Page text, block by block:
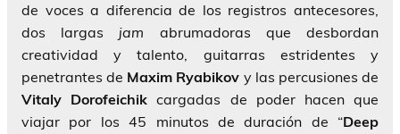
de voces a diferencia de los registros antecesores,
dos largas jam abrumadoras que desbordan
creatividad y talento, guitarras estridentes y
penetrantes de Maxim Ryabikov y las percusiones de
Vitaly Dorofeichik cargadas de poder hacen que
viajar por los 45 minutos de duración de “Deep